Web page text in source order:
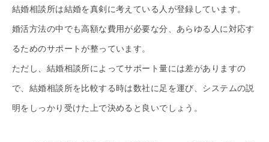
結婚相談所は結婚を真剣に考えている人が登録しています。
婚活方法の中でも高額な費用が必要な分、あらゆる人に対応す
るためのサポートが整っています。
ただし、結婚相談所によってサポート量には差がありますの
で、結婚相談所を比較する時は数社に足を運び、システムの説
明をしっかり受けた上で決めると良いでしょう。